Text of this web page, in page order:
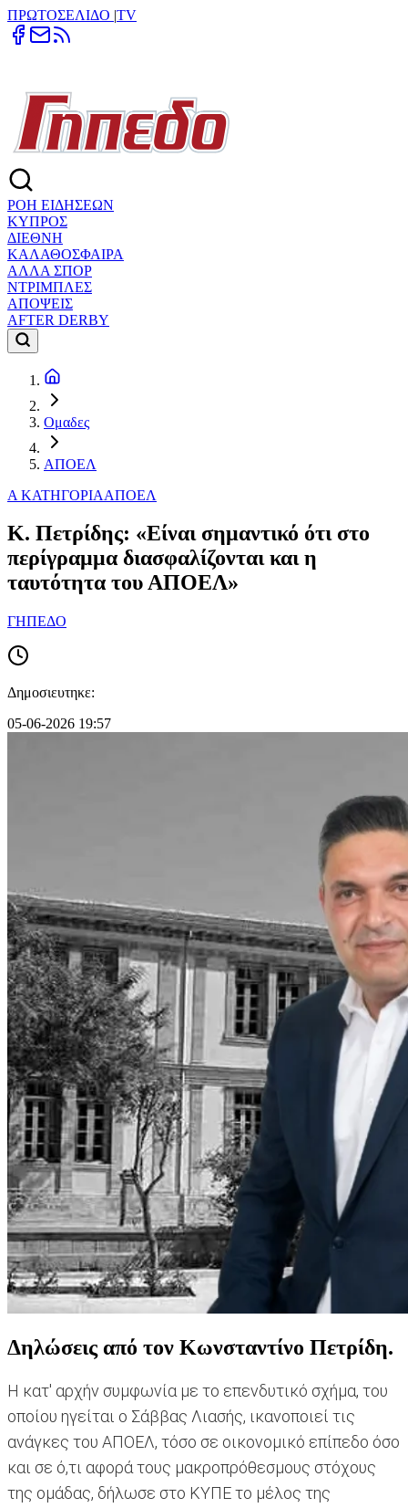
ΠΡΩΤΟΣΕΛΙΔΟ |TV
ΡΟΗ ΕΙΔΗΣΕΩΝ
ΚΥΠΡΟΣ
ΔΙΕΘΝΗ
ΚΑΛΑΘΟΣΦΑΙΡΑ
ΑΛΛΑ ΣΠΟΡ
ΝΤΡΙΜΠΛΕΣ
ΑΠΟΨΕΙΣ
AFTER DERBY
Ομαδες
ΑΠΟΕΛ
Α ΚΑΤΗΓΟΡΙΑΑΠΟΕΛ
Κ. Πετρίδης: «Είναι σημαντικό ότι στο
περίγραμμα διασφαλίζονται και η
ταυτότητα του ΑΠΟΕΛ»
ΓΗΠΕΔΟ
Δημοσιευτηκε:
05-06-2026 19:57
Δηλώσεις από τον Κωνσταντίνο Πετρίδη.
Η κατ' αρχήν συμφωνία με το επενδυτικό σχήμα, του
οποίου ηγείται ο Σάββας Λιασής, ικανοποιεί τις
ανάγκες του ΑΠΟΕΛ, τόσο σε οικονομικό επίπεδο όσο
και σε ό,τι αφορά τους μακροπρόθεσμους στόχους
της ομάδας, δήλωσε στο ΚΥΠΕ το μέλος της